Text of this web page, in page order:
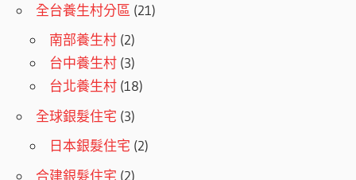
全台養生村分區 (21)
南部養生村 (2)
台中養生村 (3)
台北養生村 (18)
全球銀髮住宅 (3)
日本銀髮住宅 (2)
合建銀髮住宅 (2)